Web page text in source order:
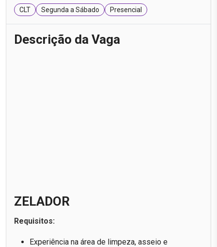
CLT Segunda a Sábado Presencial
Descrição da Vaga
ZELADOR
Requisitos:
Experiência na área de limpeza, asseio e